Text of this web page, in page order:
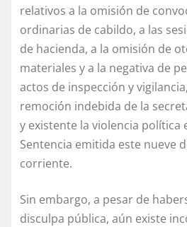
relativos a la omisión de
ordinarias de cabildo, a las
de hacienda, a la omisión de
materiales y a la negativa de
actos de inspección y
remoción indebida de la
y existente la violencia política
Sentencia emitida este nueve
corriente.
Sin embargo, a pesar de
disculpa pública, aún existe